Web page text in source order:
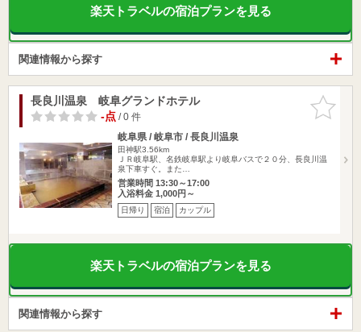
楽天トラベルの宿泊プランを見る
関連情報から探す
お気に入
りに追加
長良川温泉 岐阜グランドホテル
-点/ 0 件
岐阜県 / 岐阜市 / 長良川温泉
田神駅3.56km
ＪＲ岐阜駅、名鉄岐阜駅より岐阜バスで２０分、長良川温
泉下車すぐ。また…
営業時間 13:30～17:00
入浴料金 1,000円～
日帰り 宿泊 カップル
楽天トラベルの宿泊プランを見る
関連情報から探す